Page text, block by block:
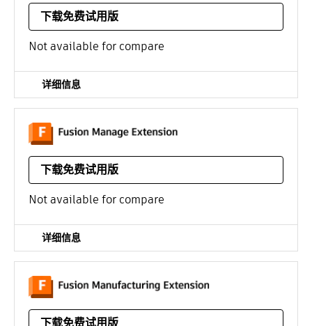
下载免费试用版
/年
Not available for compare
详细信息
动化零件编号和 BOM 表管理。
下载免费试用版
/年
Not available for compare
详细信息
属增材制造的附加功能。